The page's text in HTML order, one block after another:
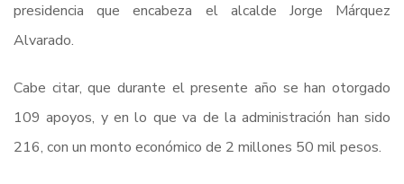
presidencia que encabeza el alcalde Jorge Márquez
Alvarado.
Cabe citar, que durante el presente año se han otorgado
109 apoyos, y en lo que va de la administración han sido
216, con un monto económico de 2 millones 50 mil pesos.